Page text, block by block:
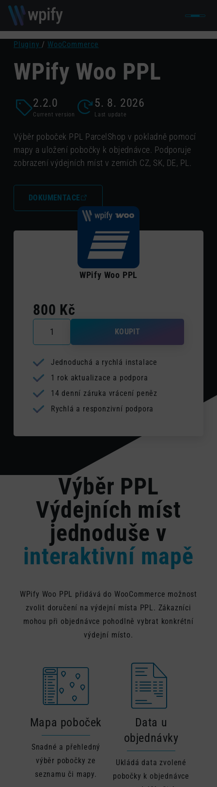
Pluginy / WooCommerce
WPify Woo PPL
2.2.0
Current version
5. 8. 2026
Last update
Výběr poboček PPL ParcelShop v pokladně pomocí
mapy a uložení pobočky k objednávce. Podporuje
zobrazení výdejních míst v zemích CZ, SK, DE, PL.
DOKUMENTACE
WPify Woo PPL
800 Kč
WPify Woo PPL množství
KOUPIT
Jednoduchá a rychlá instalace
1 rok aktualizace a podpora
14 denní záruka vrácení peněz
Rychlá a responzivní podpora
Výběr PPL
Výdejních míst
jednoduše v
interaktivní mapě
WPify Woo PPL přidává do WooCommerce možnost
zvolit doručení na výdejní místa PPL. Zákazníci
mohou při objednávce pohodlně vybrat konkrétní
výdejní místo.
Mapa poboček
Snadné a přehledný
výběr pobočky ze
seznamu či mapy.
Data u
objednávky
Ukládá data zvolené
pobočky k objednávce